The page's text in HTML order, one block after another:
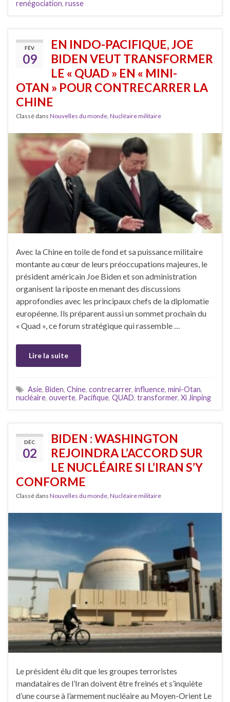
renégociation, russe
FÉV
09
EN INDO-PACIFIQUE, JOE
BIDEN VEUT TRANSFORMER
LE « QUAD » EN « MINI-
OTAN » POUR CONTRECARRER LA
CHINE
Classé dans Nouvelles du monde Nucléaire militaire
Avec la Chine en toile de fond et sa puissance militaire
montante au cœur de leurs préoccupations majeures, le
président américain Joe Biden et son administration
organisent la riposte en menant des discussions
approfondies avec les principaux chefs de la diplomatie
européenne. Ils préparent aussi un sommet prochain du
« Quad », ce forum stratégique qui rassemble …
Lire la suite
Asie, Biden, Chine, contrecarrer, influence, mini-Otan,
nucléaire, ouverte, Pacifique, QUAD, transformer, Xi Jinping
DÉC
02
BIDEN : WASHINGTON
REJOINDRA L’ACCORD SUR
LE NUCLÉAIRE SI L’IRAN S’Y
CONFORME
Classé dans Nouvelles du monde, Nucléaire militaire
Le président élu dit que les groupes terroristes
mandataires de l’Iran doivent être freinés et s’inquiète
d’une course à l’armement nucléaire au Moyen-Orient Le